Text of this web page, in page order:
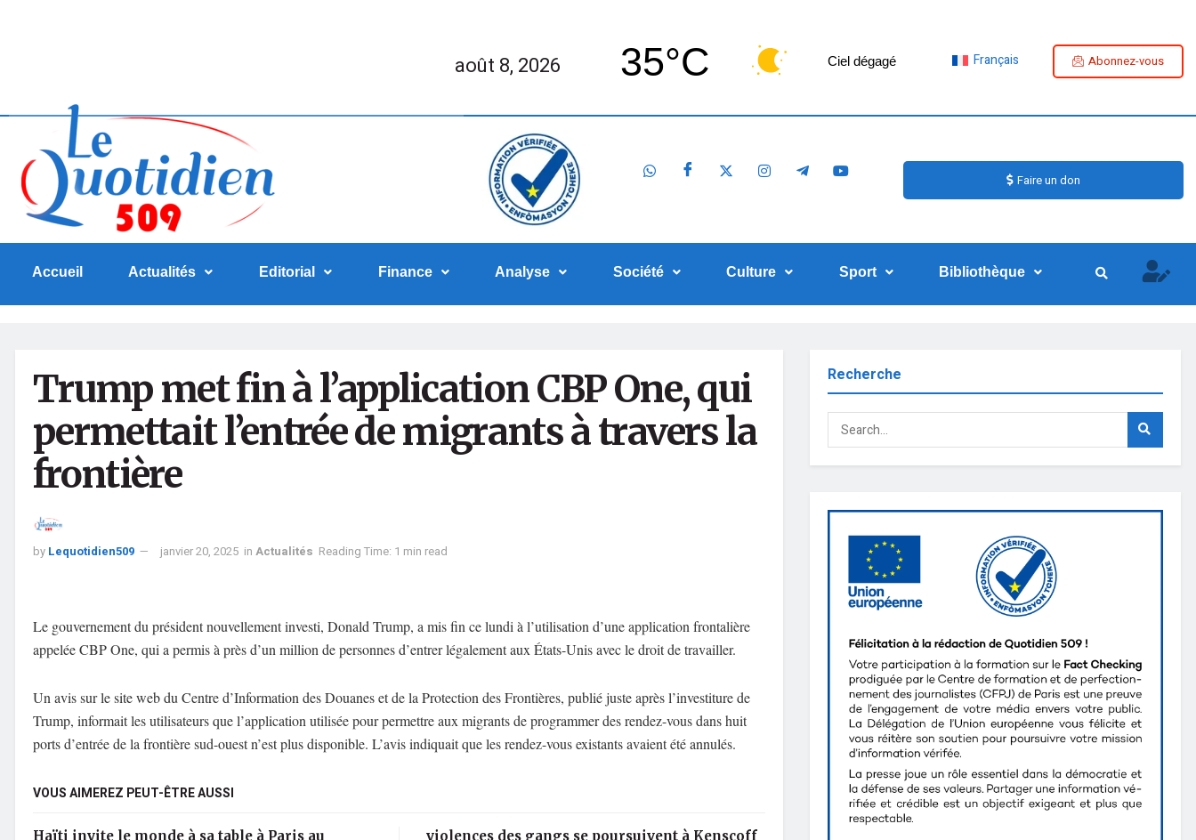
août 8, 2026 35°C Ciel dégagé Français Abonnez-vous
Faire un don
Accueil Actualités Editorial Finance Analyse Société Culture Sport Bibliothèque
Trump met fin à l’application CBP One, qui
permettait l’entrée de migrants à travers la
frontière
by Lequotidien509 janvier 20, 2025 in Actualités Reading Time: 1 min read
Le gouvernement du président nouvellement investi, Donald Trump, a mis fin ce lundi à l’utilisation d’une application frontalière
appelée CBP One, qui a permis à près d’un million de personnes d’entrer légalement aux États-Unis avec le droit de travailler.
Un avis sur le site web du Centre d’Information des Douanes et de la Protection des Frontières, publié juste après l’investiture de
Trump, informait les utilisateurs que l’application utilisée pour permettre aux migrants de programmer des rendez-vous dans huit
ports d’entrée de la frontière sud-ouest n’est plus disponible. L’avis indiquait que les rendez-vous existants avaient été annulés.
VOUS AIMEREZ PEUT-ÊTRE AUSSI
Haïti invite le monde à sa table à Paris au
violences des gangs se poursuivent à Kenscoff
Recherche